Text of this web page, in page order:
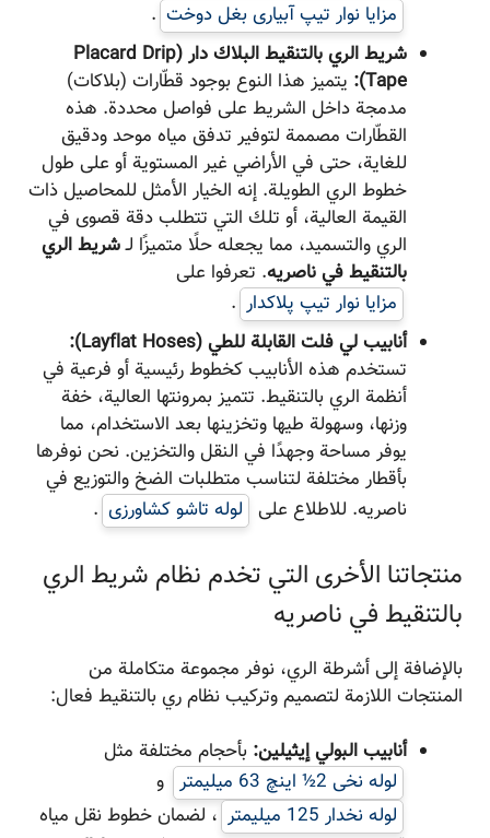
مزایا نوار تیپ آبیاری بغل دوخت .
شريط الري بالتنقيط البلاك دار (Placard Drip
Tape):
يتميز هذا النوع بوجود قطّارات (بلاكات)
مدمجة داخل الشريط على فواصل محددة. هذه
القطّارات مصممة لتوفير تدفق مياه موحد ودقيق
للغاية، حتى في الأراضي غير المستوية أو على طول
خطوط الري الطويلة. إنه الخيار الأمثل للمحاصيل ذات
القيمة العالية، أو تلك التي تتطلب دقة قصوى في
الري والتسميد، مما يجعله حلًا متميزًا لـشريط الري
بالتنقيط في ناصریه. تعرفوا على
مزايا نوار تیپ پلاکدار .
أنابيب لي فلت القابلة للطي (Layflat Hoses):
تستخدم هذه الأنابيب كخطوط رئيسية أو فرعية في
أنظمة الري بالتنقيط. تتميز بمرونتها العالية، خفة
وزنها، وسهولة طيها وتخزينها بعد الاستخدام، مما
يوفر مساحة وجهدًا في النقل والتخزين. نحن نوفرها
بأقطار مختلفة لتناسب متطلبات الضخ والتوزيع في
ناصریه. للاطلاع على لوله تاشو کشاورزی .
منتجاتنا الأخرى التي تخدم نظام شريط الري
بالتنقيط في ناصریه
بالإضافة إلى أشرطة الري، نوفر مجموعة متكاملة من
المنتجات اللازمة لتصميم وتركيب نظام ري بالتنقيط فعال:
أنابيب البولي إيثيلين: بأحجام مختلفة مثل
لوله نخی 2½ اینچ 63 میلیمتر
و
لوله نخدار 125 میلیمتر
، لضمان خطوط نقل مياه